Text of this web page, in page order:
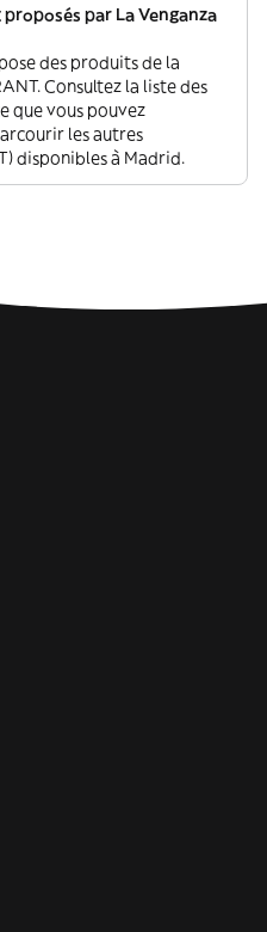
par La Venganza
des produits de la
Consultez la liste des
que vous pouvez
les autres
disponibles à Madrid.